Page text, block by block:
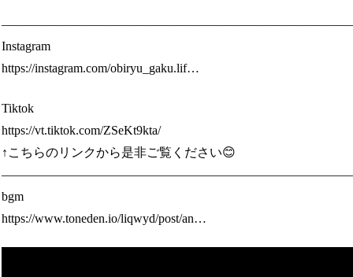
Instagram
https://instagram.com/obiryu_gaku.lif…
Tiktok
https://vt.tiktok.com/ZSeKt9kta/
↑こちらのリンクから是非ご覧ください😊
bgm
https://www.toneden.io/liqwyd/post/an…